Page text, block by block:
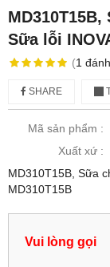
Sữa lỗi
(1
SHARE
Mã sản phẩm :
Xuất xứ :
MD310T15B, Sữa
MD310T15B
Vui lòng gọi